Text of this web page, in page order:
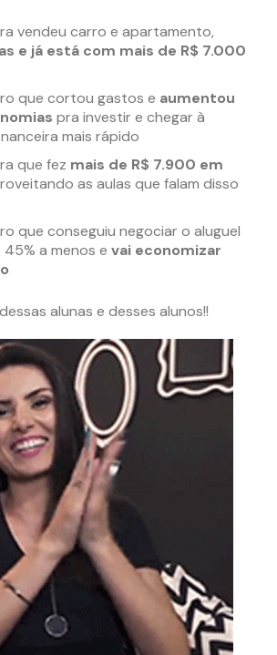
vendeu carro e apartamento,
e já está com mais de R$ 7.000
que cortou gastos e aumentou
pra investir e chegar à
mais rápido
que fez mais de R$ 7.900 em
as aulas que falam disso
que conseguiu negociar o aluguel
a menos e vai economizar
alunas e desses alunos!!